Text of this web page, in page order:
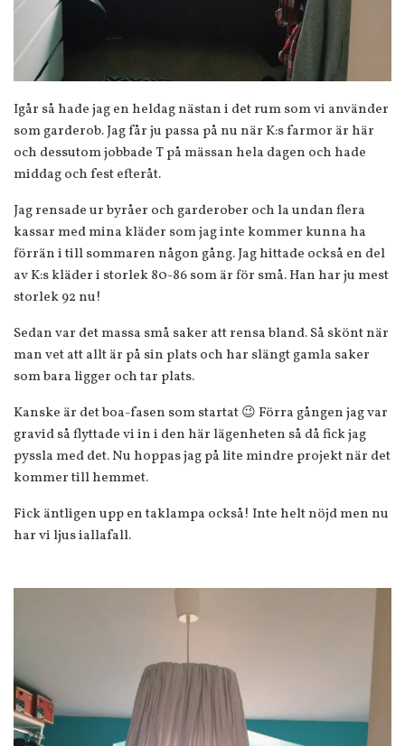
Igår så hade jag en heldag nästan i det rum som vi använder
som garderob. Jag får ju passa på nu när K:s farmor är här
och dessutom jobbade T på mässan hela dagen och hade
middag och fest efteråt.
Jag rensade ur byråer och garderober och la undan flera
kassar med mina kläder som jag inte kommer kunna ha
förrän i till sommaren någon gång. Jag hittade också en del
av K:s kläder i storlek 80-86 som är för små. Han har ju mest
storlek 92 nu!
Sedan var det massa små saker att rensa bland. Så skönt när
man vet att allt är på sin plats och har slängt gamla saker
som bara ligger och tar plats.
Kanske är det boa-fasen som startat 😉 Förra gången jag var
gravid så flyttade vi in i den här lägenheten så då fick jag
pyssla med det. Nu hoppas jag på lite mindre projekt när det
kommer till hemmet.
Fick äntligen upp en taklampa också! Inte helt nöjd men nu
har vi ljus iallafall.